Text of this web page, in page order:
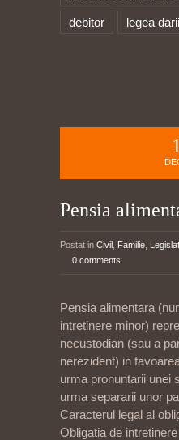
debitor
legea
Pensia
Postat in Civil Familie
0 comments
Pensia alimentara
intretinere minor)
necustodian (sau a
nerezident) in
urma pronuntarii unei
urma separarii unor
Caracterul legal al
Obligatia de